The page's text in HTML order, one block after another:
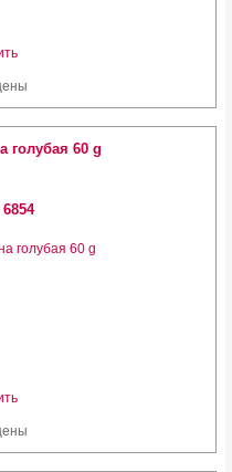
голубая 60 g
6854